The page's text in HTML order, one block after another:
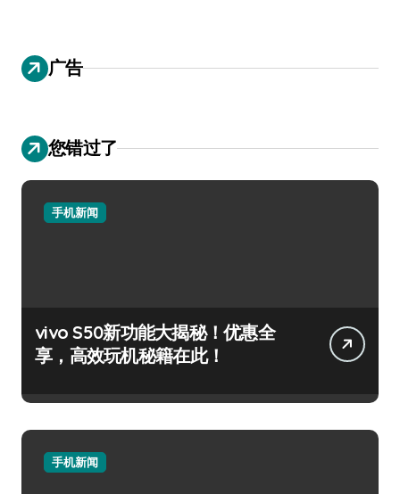
广告
您错过了
手机新闻
vivo S50新功能大揭秘！优惠全
享，高效玩机秘籍在此！
手机新闻